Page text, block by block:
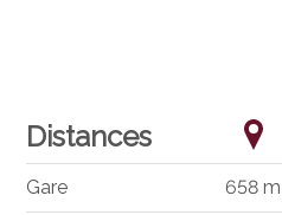
Distances
Gare 658 m